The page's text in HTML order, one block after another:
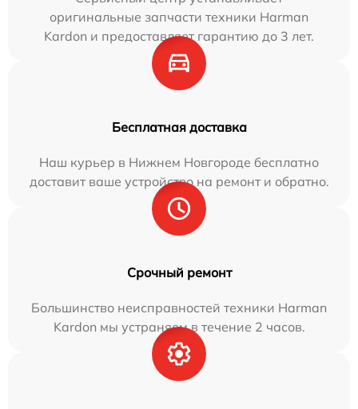
оригинальные запчасти техники Harman
Kardon и предоставляет гарантию до 3 лет.
Бесплатная доставка
Наш курьер в Нижнем Новгороде бесплатно
доставит ваше устройство на ремонт и обратно.
Срочный ремонт
Большинство неисправностей техники Harman
Kardon мы устраняем в течение 2 часов.